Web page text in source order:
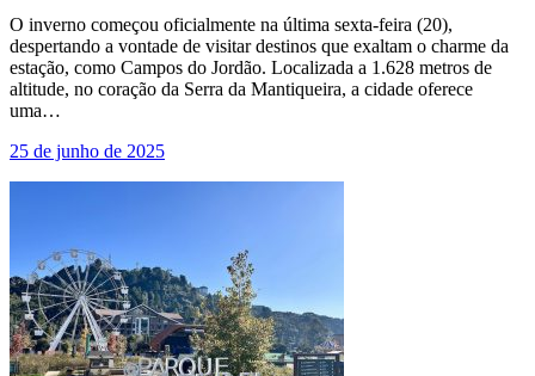
O inverno começou oficialmente na última sexta-feira (20),
despertando a vontade de visitar destinos que exaltam o charme da
estação, como Campos do Jordão. Localizada a 1.628 metros de
altitude, no coração da Serra da Mantiqueira, a cidade oferece
uma…
25 de junho de 2025